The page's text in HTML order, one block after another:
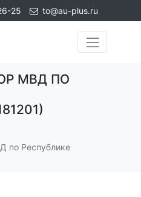
25 to@au-plus.ru
МВД ПО
Республике